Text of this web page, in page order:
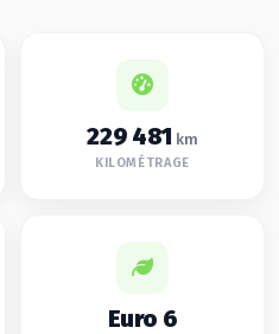
229 481 km
KILOMÉTRAGE
Euro 6